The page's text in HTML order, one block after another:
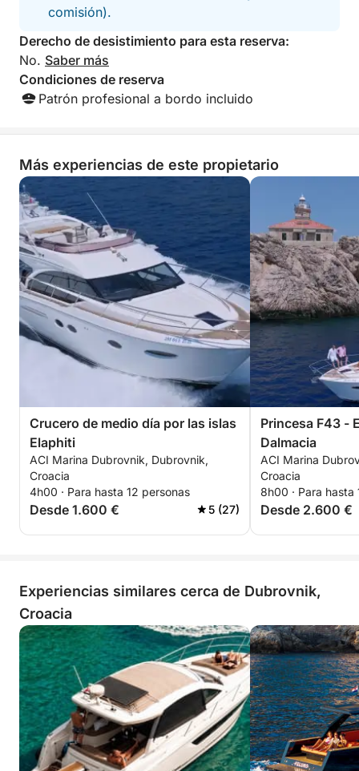
comisión).
Derecho de desistimiento para esta reserva:
No. Saber más
Condiciones de reserva
Patrón profesional a bordo incluido
Más experiencias de este propietario
Crucero de medio día por las islas
Elaphiti
ACI Marina Dubrovnik, Dubrovnik,
Croacia
4h00 · Para hasta 12 personas
Desde 1.600 € 5 (27)
Princesa F43 -
Dalmacia
ACI Marina
Croacia
8h00 · Para hasta
Desde 2.600 €
Experiencias similares cerca de Dubrovnik,
Croacia